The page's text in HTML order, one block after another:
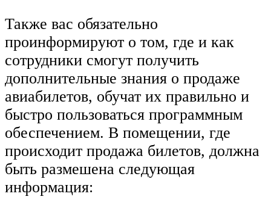
Также вас обязательно
проинформируют о том, где и как
сотрудники смогут получить
дополнительные знания о продаже
авиабилетов, обучат их правильно и
быстро пользоваться программным
обеспечением. В помещении, где
происходит продажа билетов, должна
быть размешена следующая
информация: